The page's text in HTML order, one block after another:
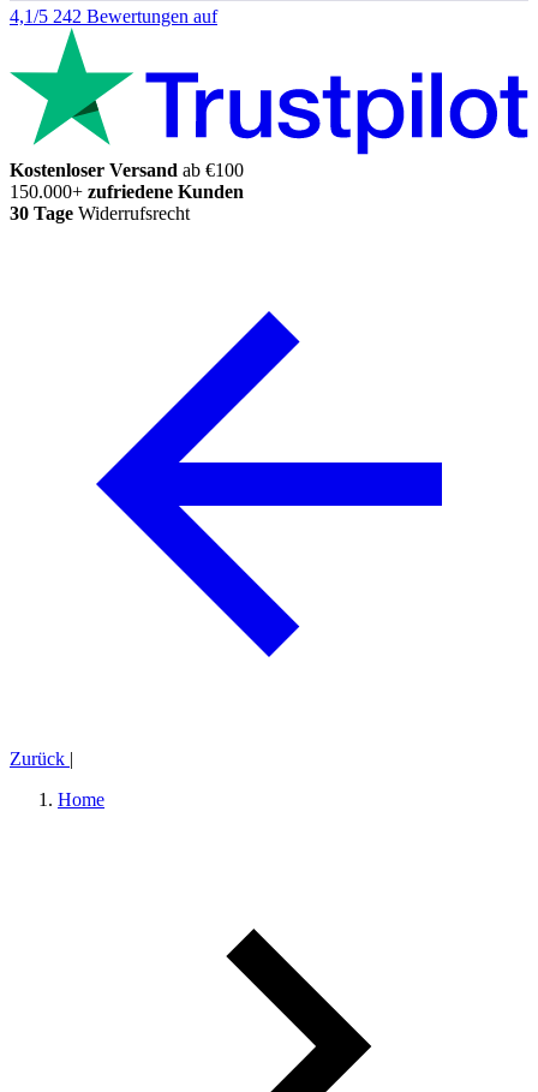
4,1/5 242 Bewertungen auf
Kostenloser Versand ab €100
150.000+ zufriedene Kunden
30 Tage Widerrufsrecht
Zurück |
Home